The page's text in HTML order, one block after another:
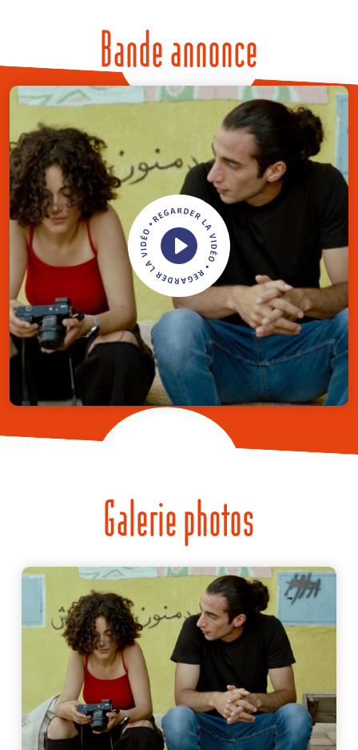
Bande annonce
Galerie photos